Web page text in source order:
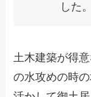
した。
土木建築が得
の水攻めの時